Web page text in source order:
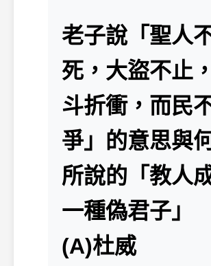
老子說「聖人
死，大盜不止
斗折衝，而民
爭」的意思與
所說的「教人
一種偽君子」
(A)杜威